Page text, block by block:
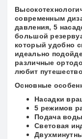
современным
давления, 5
большой
который удобно
идеально
различные
любит
Основные
Насадки
5 режимов
Подача
Световая